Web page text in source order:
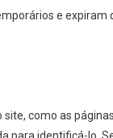
e
como as